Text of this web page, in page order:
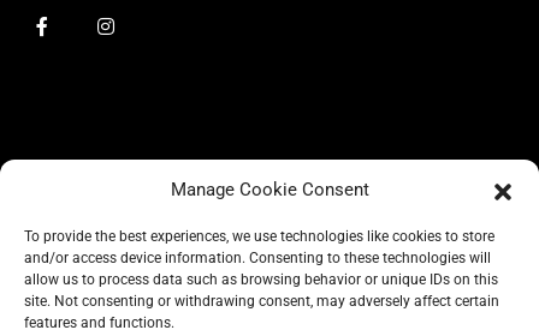
Manage Cookie Consent
To provide the best experiences, we use technologies like cookies to store
and/or access device information. Consenting to these technologies will
allow us to process data such as browsing behavior or unique IDs on this
site. Not consenting or withdrawing consent, may adversely affect certain
features and functions.
BLOG